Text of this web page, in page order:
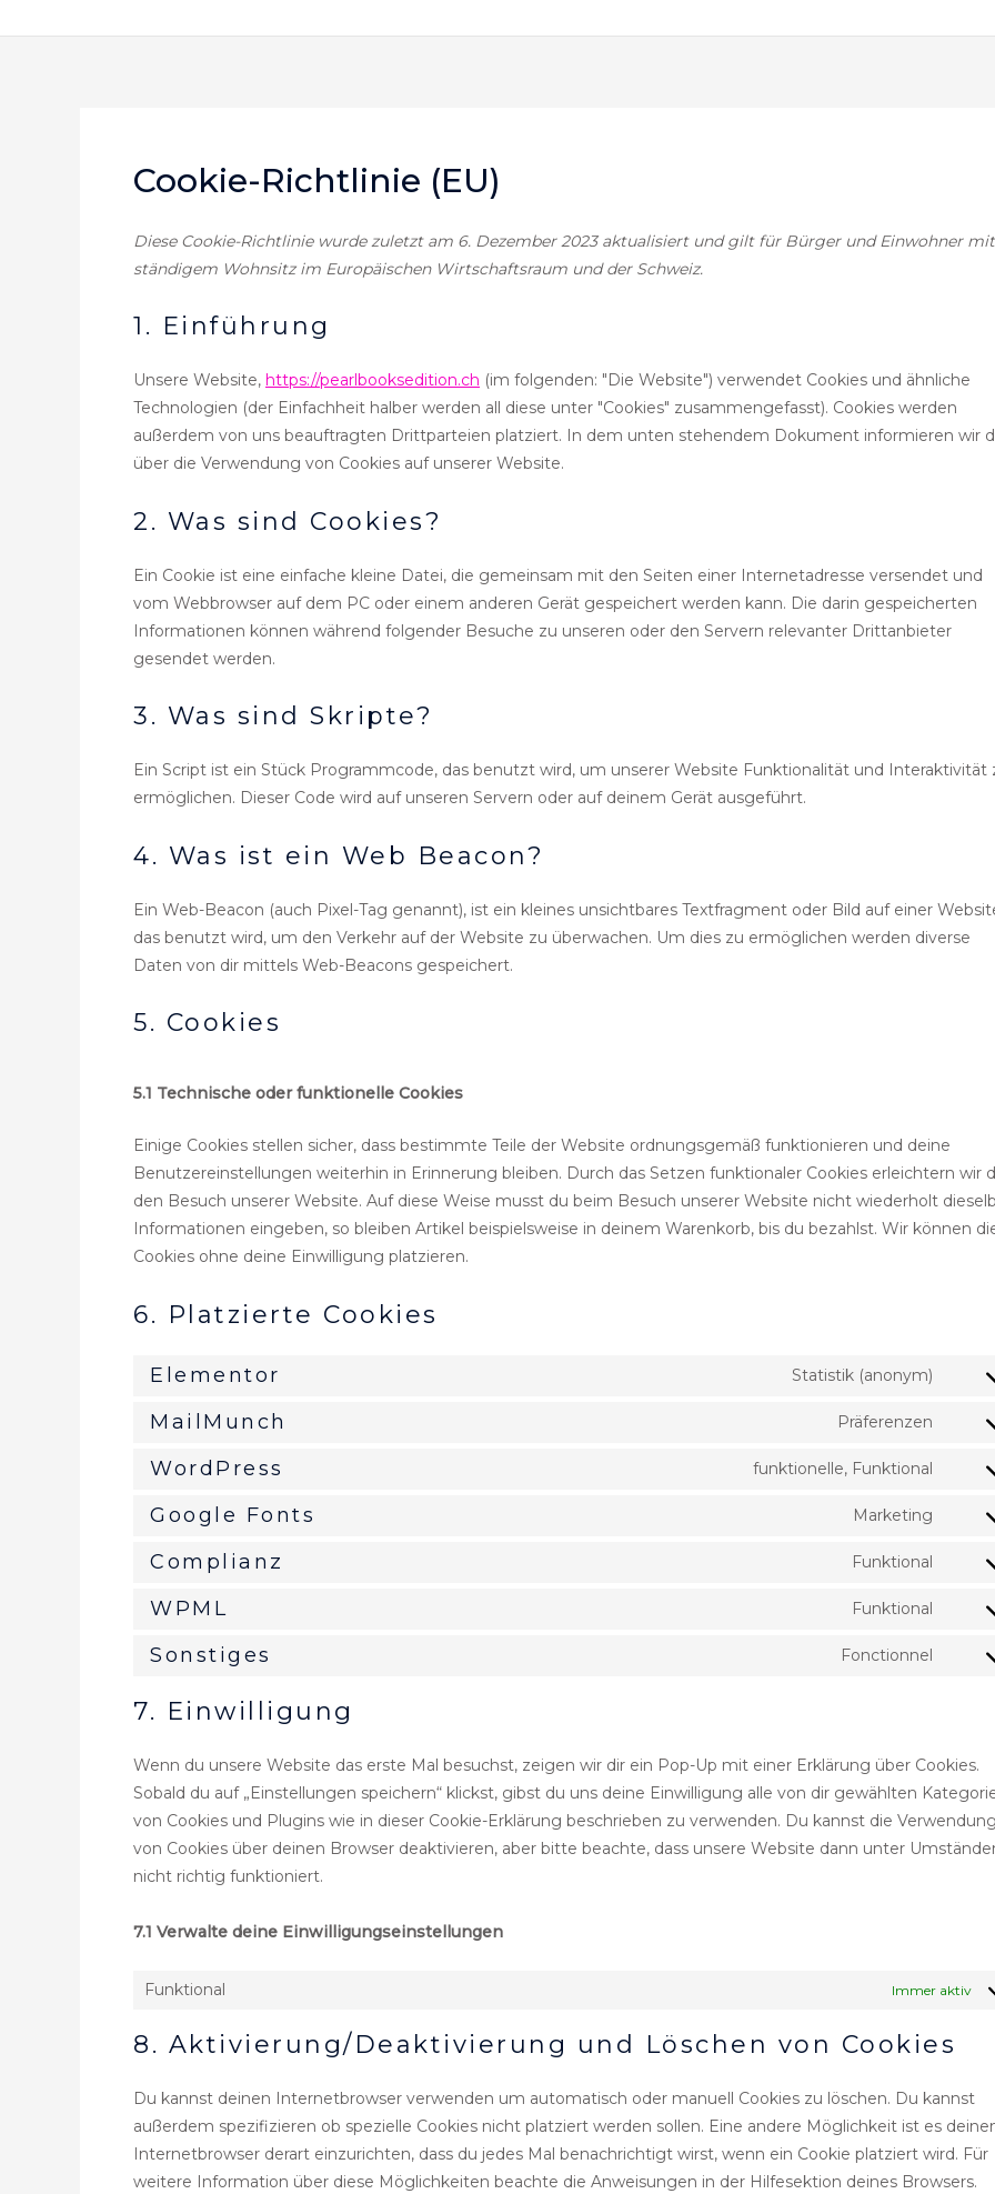
Inhalt
Cookie-Richtlinie (EU)
Diese Cookie-Richtlinie wurde zuletzt am 6. Dezember 2023 aktualisiert und gilt für Bürger und Einwohner mit
ständigem Wohnsitz im Europäischen Wirtschaftsraum und der Schweiz.
1. Einführung
Unsere Website, https://pearlbooksedition.ch (im folgenden: "Die Website") verwendet Cookies und ähnliche
Technologien (der Einfachheit halber werden all diese unter "Cookies" zusammengefasst). Cookies werden
außerdem von uns beauftragten Drittparteien platziert. In dem unten stehendem Dokument informieren wir
über die Verwendung von Cookies auf unserer Website.
2. Was sind Cookies?
Ein Cookie ist eine einfache kleine Datei, die gemeinsam mit den Seiten einer Internetadresse versendet und
vom Webbrowser auf dem PC oder einem anderen Gerät gespeichert werden kann. Die darin gespeicherten
Informationen können während folgender Besuche zu unseren oder den Servern relevanter Drittanbieter
gesendet werden.
3. Was sind Skripte?
Ein Script ist ein Stück Programmcode, das benutzt wird, um unserer Website Funktionalität und Interaktivität
ermöglichen. Dieser Code wird auf unseren Servern oder auf deinem Gerät ausgeführt.
4. Was ist ein Web Beacon?
Ein Web-Beacon (auch Pixel-Tag genannt), ist ein kleines unsichtbares Textfragment oder Bild auf einer
das benutzt wird, um den Verkehr auf der Website zu überwachen. Um dies zu ermöglichen werden diverse
Daten von dir mittels Web-Beacons gespeichert.
5. Cookies
5.1 Technische oder funktionelle Cookies
Einige Cookies stellen sicher, dass bestimmte Teile der Website ordnungsgemäß funktionieren und deine
Benutzereinstellungen weiterhin in Erinnerung bleiben. Durch das Setzen funktionaler Cookies erleichtern wir
den Besuch unserer Website. Auf diese Weise musst du beim Besuch unserer Website nicht wiederholt
Informationen eingeben, so bleiben Artikel beispielsweise in deinem Warenkorb, bis du bezahlst. Wir können
Cookies ohne deine Einwilligung platzieren.
6. Platzierte Cookies
Elementor Statistik (anonym)
MailMunch Präferenzen
WordPress funktionelle, Funktional
Google Fonts Marketing
fonts
Complianz Funktional
WPML Funktional
Sonstiges Fonctionnel
7. Einwilligung
Wenn du unsere Website das erste Mal besuchst, zeigen wir dir ein Pop-Up mit einer Erklärung über Cookies.
Sobald du auf „Einstellungen speichern“ klickst, gibst du uns deine Einwilligung alle von dir gewählten
von Cookies und Plugins wie in dieser Cookie-Erklärung beschrieben zu verwenden. Du kannst die
von Cookies über deinen Browser deaktivieren, aber bitte beachte, dass unsere Website dann unter
nicht richtig funktioniert.
7.1 Verwalte deine Einwilligungseinstellungen
Funktional Immer aktiv
8. Aktivierung/Deaktivierung und Löschen von Cookies
Du kannst deinen Internetbrowser verwenden um automatisch oder manuell Cookies zu löschen. Du kannst
außerdem spezifizieren ob spezielle Cookies nicht platziert werden sollen. Eine andere Möglichkeit ist es
Internetbrowser derart einzurichten, dass du jedes Mal benachrichtigt wirst, wenn ein Cookie platziert wird. Für
weitere Information über diese Möglichkeiten beachte die Anweisungen in der Hilfesektion deines Browsers.